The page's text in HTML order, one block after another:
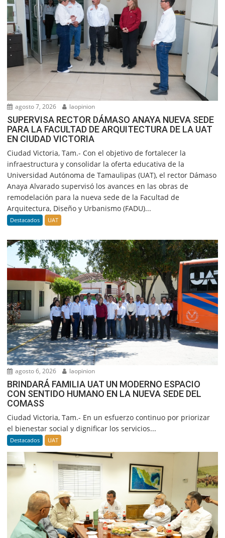
agosto 7, 2026 laopinion
SUPERVISA RECTOR DÁMASO ANAYA NUEVA SEDE
PARA LA FACULTAD DE ARQUITECTURA DE LA UAT
EN CIUDAD VICTORIA
Ciudad Victoria, Tam.- Con el objetivo de fortalecer la
infraestructura y consolidar la oferta educativa de la
Universidad Autónoma de Tamaulipas (UAT), el rector Dámaso
Anaya Alvarado supervisó los avances en las obras de
remodelación para la nueva sede de la Facultad de
Arquitectura, Diseño y Urbanismo (FADU)...
Destacados UAT
agosto 6, 2026 laopinion
BRINDARÁ FAMILIA UAT UN MODERNO ESPACIO
CON SENTIDO HUMANO EN LA NUEVA SEDE DEL
COMASS
Ciudad Victoria, Tam.- En un esfuerzo continuo por priorizar
el bienestar social y dignificar los servicios...
Destacados UAT